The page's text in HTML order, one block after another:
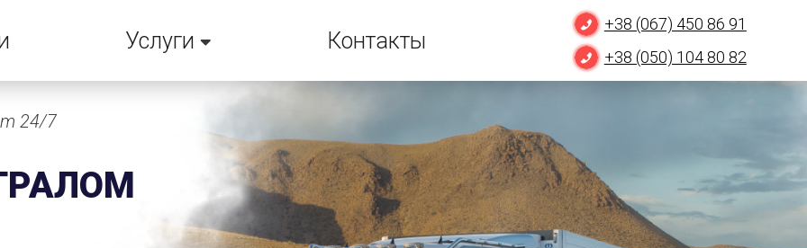
Услуги Контакты
+38 (067) 450 86 91
+38 (050) 104 80 82
24/7